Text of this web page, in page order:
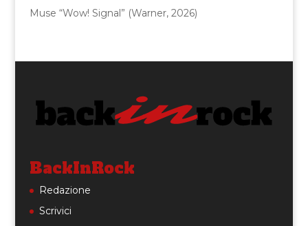
Muse “Wow! Signal” (Warner, 2026)
BackInRock
Redazione
Scrivici